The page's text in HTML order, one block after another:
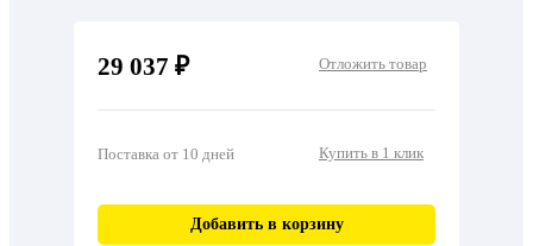
29 037 ₽ Отложить товар
Поставка от 10 дней Купить в 1 клик
Добавить в корзину